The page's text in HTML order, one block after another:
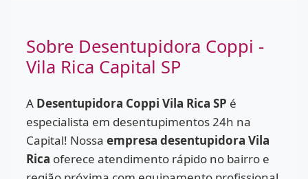
Sobre Desentupidora Coppi -
Vila Rica Capital SP
A Desentupidora Coppi Vila Rica SP é
especialista em desentupimentos 24h na
Capital! Nossaempresa desentupidora Vila
Rica oferece atendimento rápido no bairro e